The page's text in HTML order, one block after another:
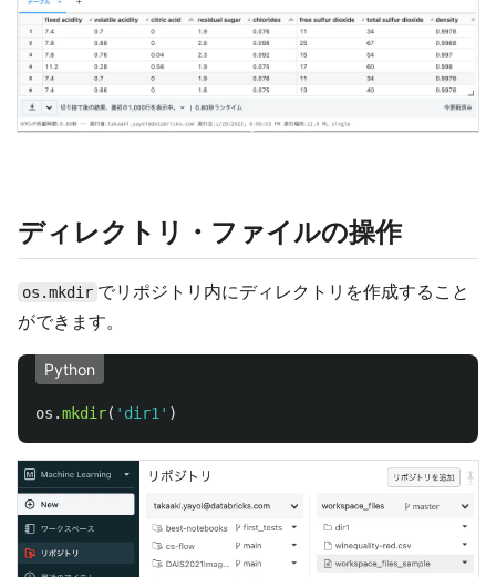
ディレクトリ・ファイルの操作
os.mkdir でリポジトリ内にディレクトリを作成すること
ができます。
Python
os .mkdir( ' dir1 ' )